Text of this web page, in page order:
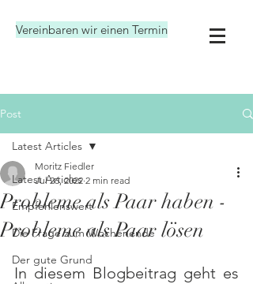
Vereinbaren wir einen Termin
Post
Latest Articles
Empfehlenswert
Die Frage zum Wochenende
Der gute Grund
Latest Articles
Probleme als Paar haben -
Probleme als Paar lösen
Moritz Fiedler
Jul 26, 2022 2 min read
In diesem Blogbeitrag geht es